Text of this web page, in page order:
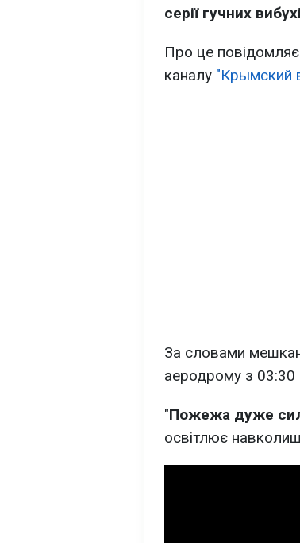
серії гучних
Про це повідомляє
каналу "Крымский
За словами
аеродрому з
"Пожежа дуже
освітлює